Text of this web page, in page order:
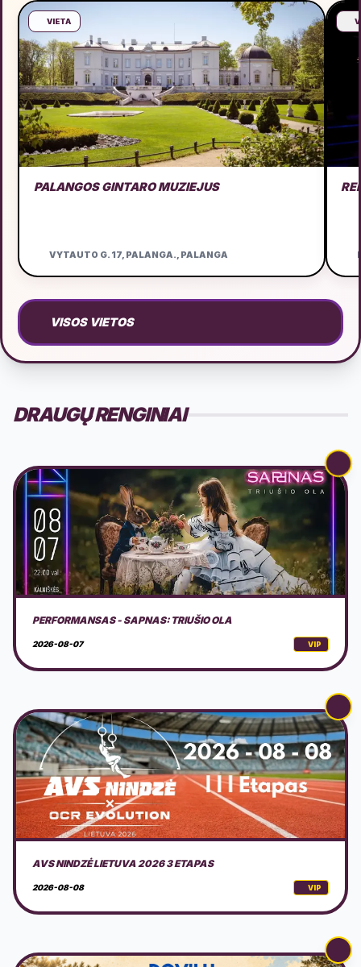
VIETA
PALANGOS GINTARO MUZIEJUS
VYTAUTO G. 17, PALANGA., PALANGA
VISOS VIETOS
DRAUGŲ RENGINIAI
AVS NINDZĖ LIETUVA 2026 3 ETAPAS
2026-08-08 VIP
DOVILŲ KURORTO ŠVENTĖ 2026 + PROGRAMA
2026-08-08 VIP